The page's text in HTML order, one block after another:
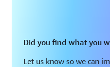
Did you find what you
Let us know so we can